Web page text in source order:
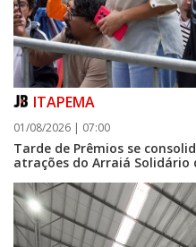
06/08/2026 | 07:00
ITAPEMA
01/08/2026 | 07:00
Tarde de Prêmios se
atrações do Arraiá Solidário